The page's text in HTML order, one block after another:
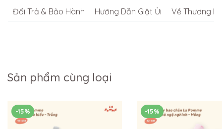
Đổi Trả & Bảo Hành Hướng Dẫn Giặt Ủi Về Thương
Sản phẩm cùng loại
-15% -15%